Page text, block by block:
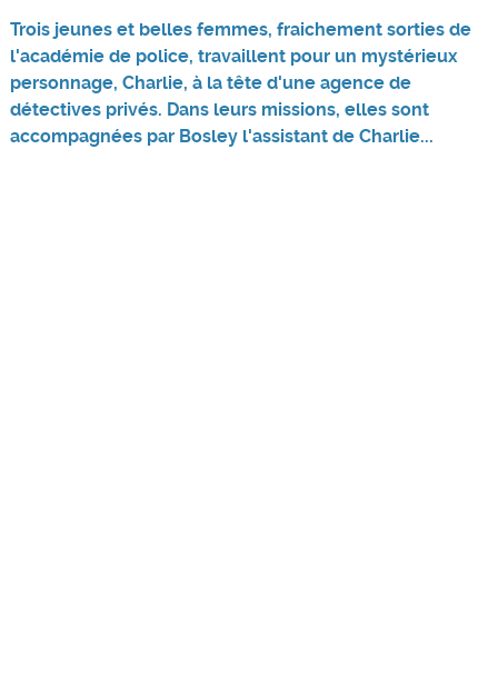
Trois jeunes et belles femmes, fraichement sorties de
l'académie de police, travaillent pour un mystérieux
personnage, Charlie, à la tête d'une agence de
détectives privés. Dans leurs missions, elles sont
accompagnées par Bosley l'assistant de Charlie...